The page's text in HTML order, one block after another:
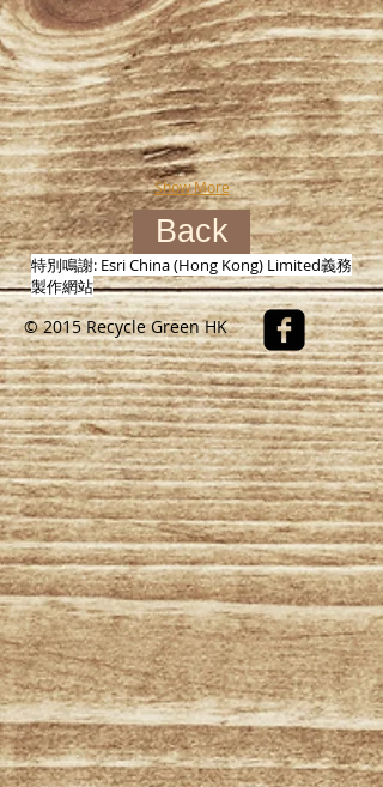
Show More
Back
特別鳴謝: Esri China (Hong Kong) Limited義務
製作網站
© 2015 Recycle Green HK